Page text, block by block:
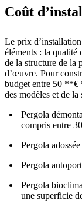
Coût
Le prix
éléments : la qualité
de la structure de la
d’œuvre. Pour
budget entre 50 **€
des modèles et de
Pergola
compris entre
Pergola
Pergola
Pergola
une superficie